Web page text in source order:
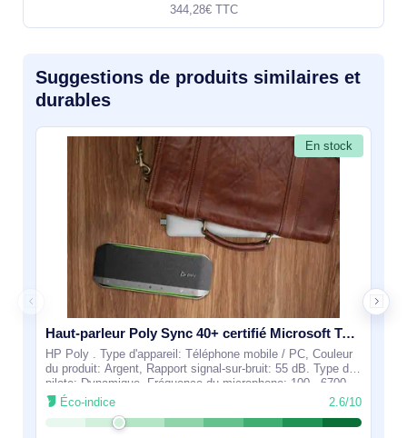
344,28€ TTC
Suggestions de produits similaires et
durables
En stock
Haut-parleur Poly Sync 40+ certifié Microsoft Teams USB-A USB-C +adaptateur BT700 USB-A - 218764-01
HP Poly . Type d'appareil: Téléphone mobile / PC, Couleur
du produit: Argent, Rapport signal-sur-bruit: 55 dB. Type de
pilote: Dynamique. Fréquence du microphone: 100 - 6700
Hz, Type de direction de
Éco-indice 2.6/10